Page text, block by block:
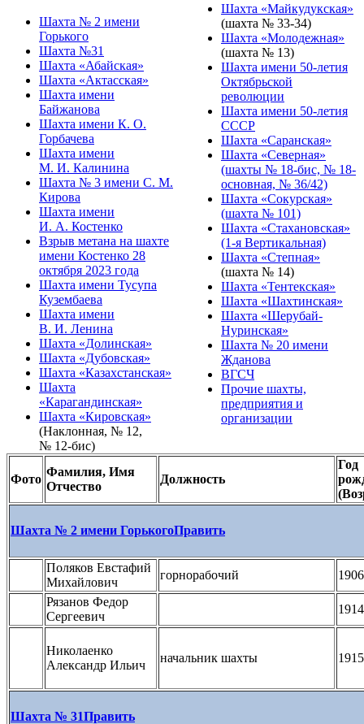
Шахта № 2 имени
Горького
Шахта №31
Шахта «Абайская»
Шахта «Актасская»
Шахта имени
Байжанова
Шахта имени К. О.
Горбачева
Шахта имени
М. И. Калинина
Шахта № 3 имени С. М.
Кирова
Шахта имени
И. А. Костенко
Взрыв метана на шахте
имени Костенко 28
октября 2023 года
Шахта имени Тусупа
Кузембаева
Шахта имени
В. И. Ленина
Шахта «Долинская»
Шахта «Дубовская»
Шахта «Казахстанская»
Шахта
«Карагандинская»
Шахта «Кировская»
(Наклонная, № 12,
№ 12-бис)
Шахта «Майкудукская»
(шахта № 33-34)
Шахта «Молодежная»
(шахта № 13)
Шахта имени 50-летия
Октябрьской
революции
Шахта имени 50-летия
СССР
Шахта «Саранская»
Шахта «Северная»
(шахты № 18-бис, № 18-
основная, № 36/42)
Шахта «Сокурская»
(шахта № 101)
Шахта «Стахановская»
(1-я Вертикальная)
Шахта «Степная»
(шахта № 14)
Шахта «Тентекская»
Шахта «Шахтинская»
Шахта «Шерубай-
Нуринская»
Шахта № 20 имени
Жданова
ВГСЧ
Прочие шахты,
предприятия и
организации
Фото
Фамилия, Имя
Отчество
Должность
Год
Шахта № 2 имени ГорькогоПравить
Поляков Евстафий
Михайлович
горнорабочий
1906
Рязанов Федор
Сергеевич
1914
Николаенко
Александр Ильич
начальник шахты 1915
Шахта № 31Править